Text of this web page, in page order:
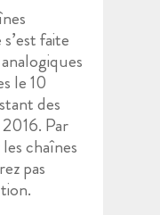
faite
le 10
des
Par
chaînes
pas